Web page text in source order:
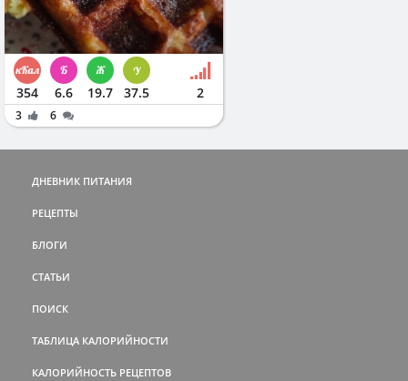
354 6.6 19.7 37.5 2
3 6
ДНЕВНИК ПИТАНИЯ
РЕЦЕПТЫ
БЛОГИ
СТАТЬИ
ПОИСК
ТАБЛИЦА КАЛОРИЙНОСТИ
КАЛОРИЙНОСТЬ РЕЦЕПТОВ